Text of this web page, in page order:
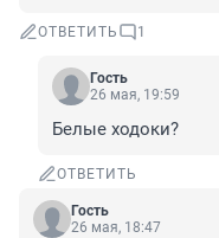
ОТВЕТИТЬ 1
Гость
26 мая, 19:59
Белые ходоки?
ОТВЕТИТЬ
Гость
26 мая, 18:47